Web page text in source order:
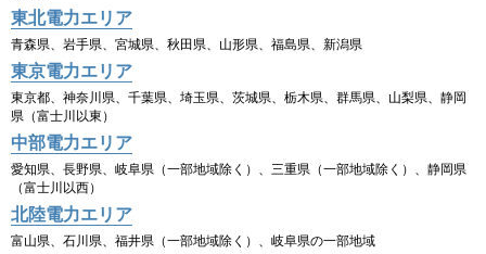
東北電力エリア
青森県、岩手県、宮城県、秋田県、山形県、福島県、新潟県
東京電力エリア
東京都、神奈川県、千葉県、埼玉県、茨城県、栃木県、群馬県、山梨県、静岡
県（富士川以東）
中部電力エリア
愛知県、長野県、岐阜県（一部地域除く）、三重県（一部地域除く）、静岡県
（富士川以西）
北陸電力エリア
富山県、石川県、福井県（一部地域除く）、岐阜県の一部地域